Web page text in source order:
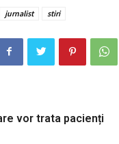
jurnalist stiri
vor trata pacienți